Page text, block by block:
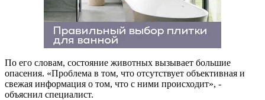
По его словам, состояние животных вызывает большие
опасения. «Проблема в том, что отсутствует объективная и
свежая информация о том, что с ними происходит», -
объяснил специалист.